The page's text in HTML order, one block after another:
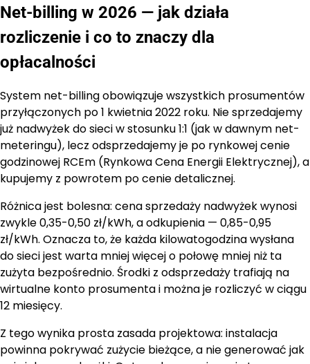
Net-billing w 2026 — jak działa
rozliczenie i co to znaczy dla
opłacalności
System net-billing obowiązuje wszystkich prosumentów
przyłączonych po 1 kwietnia 2022 roku. Nie sprzedajemy
już nadwyżek do sieci w stosunku 1:1 (jak w dawnym net-
meteringu), lecz odsprzedajemy je po rynkowej cenie
godzinowej RCEm (Rynkowa Cena Energii Elektrycznej), a
kupujemy z powrotem po cenie detalicznej.
Różnica jest bolesna: cena sprzedaży nadwyżek wynosi
zwykle 0,35-0,50 zł/kWh, a odkupienia — 0,85-0,95
zł/kWh. Oznacza to, że każda kilowatogodzina wysłana
do sieci jest warta mniej więcej o połowę mniej niż ta
zużyta bezpośrednio. Środki z odsprzedaży trafiają na
wirtualne konto prosumenta i można je rozliczyć w ciągu
12 miesięcy.
Z tego wynika prosta zasada projektowa: instalacja
powinna pokrywać zużycie bieżące, a nie generować jak